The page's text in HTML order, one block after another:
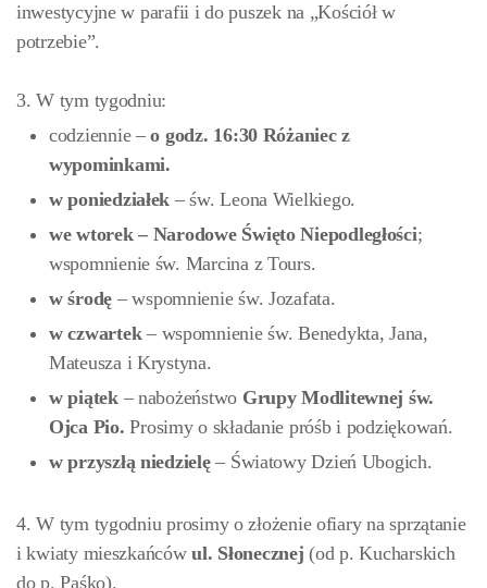
inwestycyjne w parafii i do puszek na „Kościół w
potrzebie”.
3. W tym tygodniu:
codziennie –o godz. 16:30 Różaniec z
wypominkami.
w poniedziałek – św. Leona Wielkiego.
we wtorek – Narodowe Święto Niepodległości;
wspomnienie św. Marcina z Tours.
w środę – wspomnienie św. Jozafata.
w czwartek– wspomnienie św. Benedykta, Jana,
Mateusza i Krystyna.
w piątek – nabożeństwo Grupy Modlitewnej św.
Ojca Pio.Prosimy o składanie próśb i podziękowań.
w przyszłą niedzielę– Światowy Dzień Ubogich.
4. W tym tygodniu prosimy o złożenie ofiary na sprzątanie
i kwiaty mieszkańcówul. Słonecznej(od p. Kucharskich
do p. Paśko).